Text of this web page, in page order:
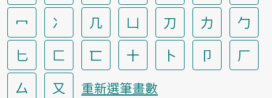
冖
冫 几 凵 刀 力
勹
匕
匚 匸 十 卜 卩
厂
厶
又 重新選筆畫數